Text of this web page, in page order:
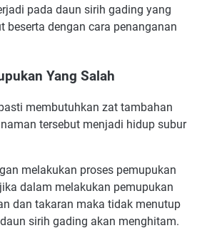
pada daun sirih gading yang
beserta dengan cara penanganan
Yang Salah
membutuhkan zat tambahan
tersebut menjadi hidup subur
melakukan proses pemupukan
dalam melakukan pemupukan
dan takaran maka tidak menutup
sirih gading akan menghitam.